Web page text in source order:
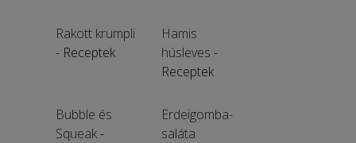
Rakott krumpli
- Receptek
Hamis
húsleves -
Receptek
Bubble és
Squeak-
Erdeigomba-
saláta